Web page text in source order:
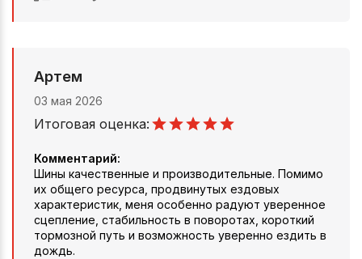
Артем
03 мая 2026
Итоговая оценка:
Комментарий:
Шины качественные и производительные. Помимо
их общего ресурса, продвинутых ездовых
характеристик, меня особенно радуют уверенное
сцепление, стабильность в поворотах, короткий
тормозной путь и возможность уверенно ездить в
дождь.